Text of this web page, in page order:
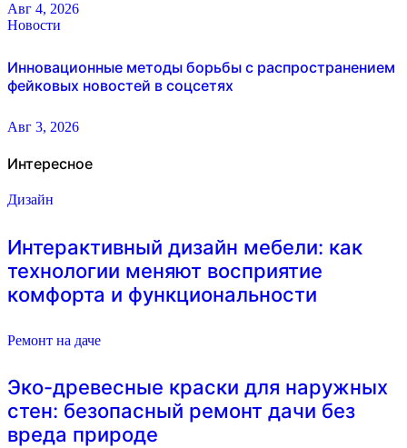
Авг 4, 2026
Новости
Инновационные методы борьбы с распространением
фейковых новостей в соцсетях
Авг 3, 2026
Интересное
Дизайн
Интерактивный дизайн мебели: как
технологии меняют восприятие
комфорта и функциональности
Ремонт на даче
Эко-древесные краски для наружных
стен: безопасный ремонт дачи без
вреда природе